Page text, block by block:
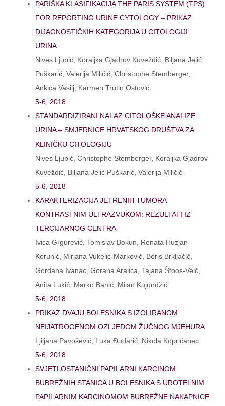
PARIŠKA KLASIFIKACIJA THE PARIS SYSTEM (TPS)
FOR REPORTING URINE CYTOLOGY – PRIKAZ
DIJAGNOSTIČKIH KATEGORIJA U CITOLOGIJI
URINA
Nives Ljubić, Koraljka Gjadrov Kuveždić, Biljana Jelić
Puškarić, Valerija Miličić, Christophe Stemberger,
Ankica Vasilj, Karmen Trutin Ostović
5-6 2018
STANDARDIZIRANI NALAZ CITOLOŠKE ANALIZE
URINA – SMJERNICE HRVATSKOG DRUŠTVA ZA
KLINIČKU CITOLOGIJU
Nives Ljubić, Christophe Stemberger, Koraljka Gjadrov
Kuveždić, Biljana Jelić Puškarić, Valerija Miličić
5-6 2018
KARAKTERIZACIJA JETRENIH TUMORA
KONTRASTNIM ULTRAZVUKOM: REZULTATI IZ
TERCIJARNOG CENTRA
Ivica Grgurević, Tomislav Bokun, Renata Huzjan-
Korunić, Mirjana Vukelić-Marković, Boris Brkljačić,
Gordana Ivanac, Gorana Aralica, Tajana Štoos-Veić,
Anita Lukić, Marko Banić, Milan Kujundžić
5-6 2018
PRIKAZ DVAJU BOLESNIKA S IZOLIRANOM
NEIJATROGENOM OZLJEDOM ŽUČNOG MJEHURA
Ljiljana Pavošević, Luka Đudarić, Nikola Kopričanec
5-6 2018
SVJETLOSTANIČNI PAPILARNI KARCINOM
BUBREŽNIH STANICA U BOLESNIKA S UROTELNIM
PAPILARNIM KARCINOMOM BUBREŽNE NAKAPNICE